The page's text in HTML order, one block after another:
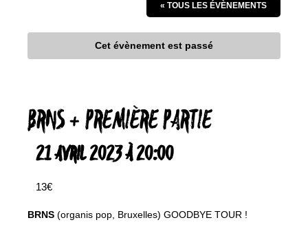
« TOUS LES ÉVÈNEMENTS
Cet évènement est passé
BRNS + PREMIÈRE PARTIE
21 AVRIL 2023 À 20:00
13€
BRNS (organis pop, Bruxelles) GOODBYE TOUR !